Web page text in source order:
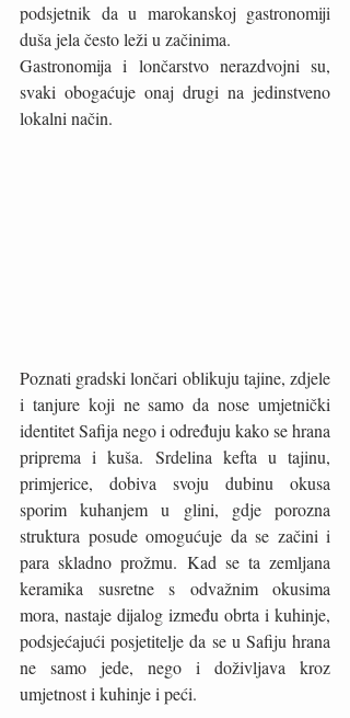
podsjetnik da u marokanskoj gastronomiji
duša jela često leži u začinima.
Gastronomija i lončarstvo nerazdvojni su,
svaki obogaćuje onaj drugi na jedinstveno
lokalni način.
Poznati gradski lončari oblikuju tajine, zdjele
i tanjure koji ne samo da nose umjetnički
identitet Safija nego i određuju kako se hrana
priprema i kuša. Srdelina kefta u tajinu,
primjerice, dobiva svoju dubinu okusa
sporim kuhanjem u glini, gdje porozna
struktura posude omogućuje da se začini i
para skladno prožmu. Kad se ta zemljana
keramika susretne s odvažnim okusima
mora, nastaje dijalog između obrta i kuhinje,
podsjećajući posjetitelje da se u Safiju hrana
ne samo jede, nego i doživljava kroz
umjetnost i kuhinje i peći.